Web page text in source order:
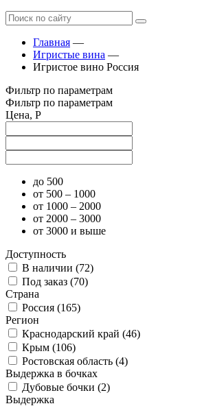
Главная —
Игристые вина —
Игристое вино Россия
Фильтр по параметрам
Фильтр по параметрам
Цена, Р
до 500
от 500 – 1000
от 1000 – 2000
от 2000 – 3000
от 3000 и выше
Доступность
В наличии (72)
Под заказ (70)
Страна
Россия (165)
Регион
Краснодарский край (46)
Крым (106)
Ростовская область (4)
Выдержка в бочках
Дубовые бочки (2)
Выдержка